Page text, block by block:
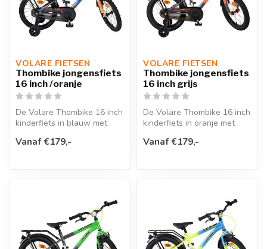
VOLARE FIETSEN
Thombike jongensfiets
16 inch /oranje
De Volare Thombike 16 inch
kinderfiets in blauw met
Vanaf €179,-
VOLARE FIETSEN
Thombike jongensfiets
16 inch grijs
De Volare Thombike 16 inch
kinderfiets in oranje met
Vanaf €179,-